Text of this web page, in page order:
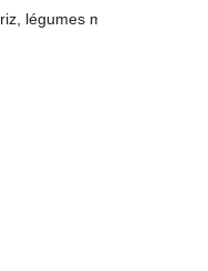
riz, légumes marinés et